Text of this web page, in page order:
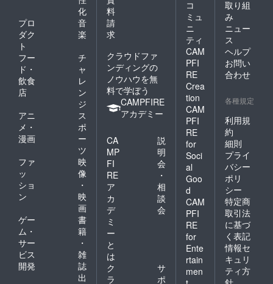
化
プロ
ダク
ト
音
楽
フー
ド・
飲食
店
チ
ャ
レ
ン
ジ
アニ
メ・
漫画
ス
ポ
ー
ツ
ファ
ッ
ショ
ン
映
像
・
映
画
ゲー
ム・
サー
ビス
開発
書
籍
・
雑
誌
出
料
請
求
クラウドファ
ンディングの
ノウハウを無
料で学ぼう
CAMPFIRE
アカデミー
CA
MP
FI
RE
ア
カ
デ
ミ
ー
と
は
説
明
会
・
相
談
会
ク
ラ
サ
ポ
コ
ミュ
ニ
ティ
CAM
PFI
RE
Crea
tion
CAM
PFI
RE
for
Soci
al
Goo
d
CAM
PFI
RE
for
Ente
rtain
men
取り組
み
ニュー
ス
ヘルプ
お問い
合わせ
各種規定
利用規
約
細則
プライ
バシー
ポリ
シー
特定商
取引法
に基づ
く表記
情報セ
キュリ
ティ方